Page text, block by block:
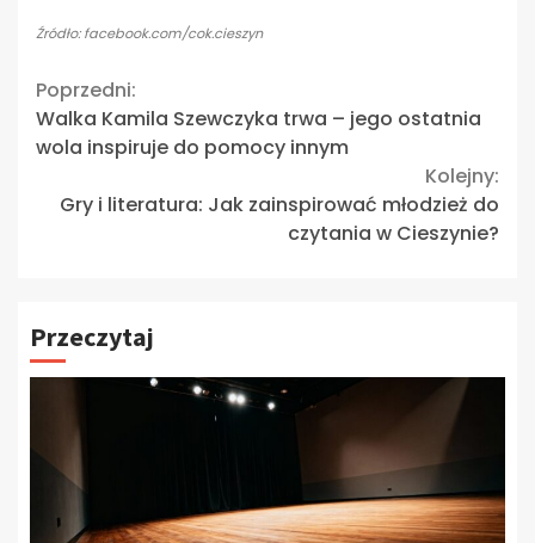
Źródło: facebook.com/cok.cieszyn
Continue
Reading
Poprzedni:
Walka Kamila Szewczyka trwa – jego ostatnia
wola inspiruje do pomocy innym
Kolejny:
Gry i literatura: Jak zainspirować młodzież do
czytania w Cieszynie?
Przeczytaj